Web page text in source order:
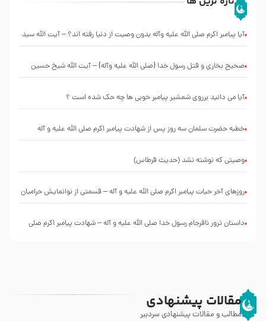
آیا پیامبر اکرم صلی الله علیه وآله بدون وصیت از دنیا رفته ‌اند؟ – آیت الله سید
صحیح بخاری و قتل رسول‌ خدا {صلی ‌الله علیه‌ وآله} – آیت الله شیخ حسین
آیا می دانید برروی شمشیر پیامبر خوبی ها چه حک شده است ؟
خطبه حضرت سلمان سه روز پس از شهادت پیامبر اکرم صلی الله علیه و آله
وصیتی که نوشته نشد (حدیث قرطاس)
روزهای آخر حیات پیامبر اکرم صلی الله علیه و آله – قسمتی از نوانمایش حرامیان
‌‌‌‌‌‌‌داستان ترور نافرجام رسول خدا صلی الله علیه و آله – شهادت پیامبر اکرم صلی
مقالات پیشنهادی
مطالب و مقالات پیشنهادی سردبیر